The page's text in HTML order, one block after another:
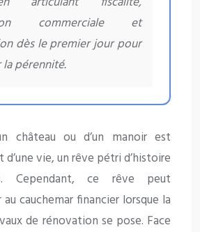
commerciale et
dès le premier jour pour
la pérennité.
château ou d’un manoir est
vie, un rêve pétri d’histoire
Cependant, ce rêve peut
cauchemar financier lorsque la
de rénovation se pose. Face